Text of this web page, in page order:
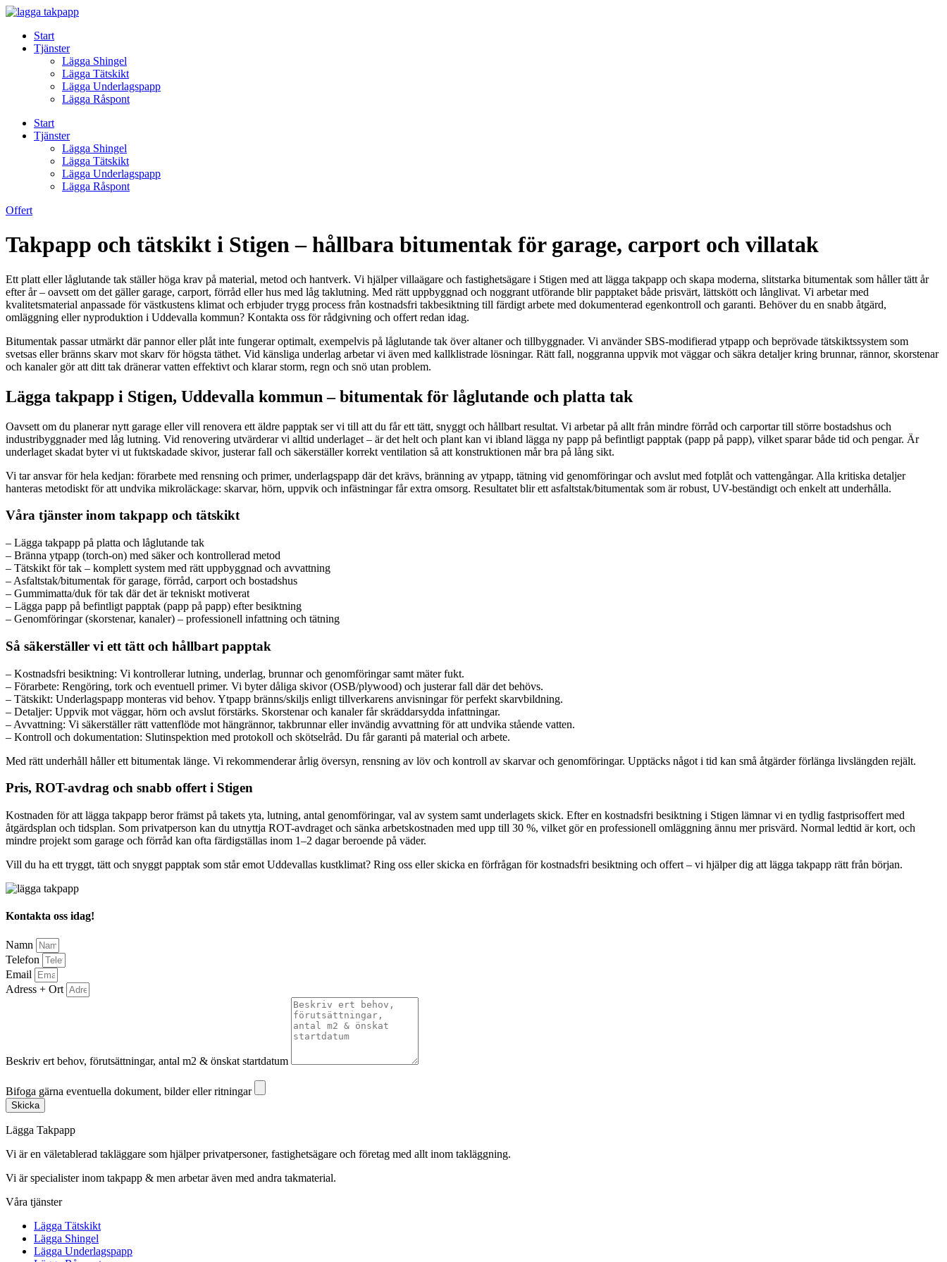
Skip
contentStart
Tjänster
Lägga Shingel
Lägga Tätskikt
Lägga Underlagspapp
Lägga Råspont
Start
Tjänster
Lägga Shingel
Lägga Tätskikt
Lägga Underlagspapp
Lägga Råspont
Offert
Takpapp och tätskikt i Stigen – hållbara bitumentak för garage, carport och villatak
Ett platt eller låglutande tak ställer höga krav på material, metod och hantverk. Vi hjälper villaägare och fastighetsägare i Stigen med att lägga takpapp och skapa moderna, slitstarka bitumentak som håller tätt år
efter år – oavsett om det gäller garage, carport, förråd eller hus med låg taklutning. Med rätt uppbyggnad och noggrant utförande blir papptaket både prisvärt, lättskött och långlivat. Vi arbetar med
kvalitetsmaterial anpassade för västkustens klimat och erbjuder trygg process från kostnadsfri takbesiktning till färdigt arbete med dokumenterad egenkontroll och garanti. Behöver du en snabb åtgärd,
omläggning eller nyproduktion i Uddevalla kommun? Kontakta oss för rådgivning och offert redan idag.
Bitumentak passar utmärkt där pannor eller plåt inte fungerar optimalt, exempelvis på låglutande tak över altaner och tillbyggnader. Vi använder SBS-modifierad ytpapp och beprövade tätskiktssystem som
svetsas eller bränns skarv mot skarv för högsta täthet. Vid känsliga underlag arbetar vi även med kallklistrade lösningar. Rätt fall, noggranna uppvik mot väggar och säkra detaljer kring brunnar, rännor, skorstenar
och kanaler gör att ditt tak dränerar vatten effektivt och klarar storm, regn och snö utan problem.
Lägga takpapp i Stigen, Uddevalla kommun – bitumentak för låglutande och platta tak
Oavsett om du planerar nytt garage eller vill renovera ett äldre papptak ser vi till att du får ett tätt, snyggt och hållbart resultat. Vi arbetar på allt från mindre förråd och carportar till större bostadshus och
industribyggnader med låg lutning. Vid renovering utvärderar vi alltid underlaget – är det helt och plant kan vi ibland lägga ny papp på befintligt papptak (papp på papp), vilket sparar både tid och pengar. Är
underlaget skadat byter vi ut fuktskadade skivor, justerar fall och säkerställer korrekt ventilation så att konstruktionen mår bra på lång sikt.
Vi tar ansvar för hela kedjan: förarbete med rensning och primer, underlagspapp där det krävs, bränning av ytpapp, tätning vid genomföringar och avslut med fotplåt och vattengångar. Alla kritiska detaljer
hanteras metodiskt för att undvika mikroläckage: skarvar, hörn, uppvik och infästningar får extra omsorg. Resultatet blir ett asfaltstak/bitumentak som är robust, UV-beständigt och enkelt att underhålla.
Våra tjänster inom takpapp och tätskikt
– Lägga takpapp på platta och låglutande tak
– Bränna ytpapp (torch-on) med säker och kontrollerad metod
– Tätskikt för tak – komplett system med rätt uppbyggnad och avvattning
– Asfaltstak/bitumentak för garage, förråd, carport och bostadshus
– Gummimatta/duk för tak där det är tekniskt motiverat
– Lägga papp på befintligt papptak (papp på papp) efter besiktning
– Genomföringar (skorstenar, kanaler) – professionell infattning och tätning
Så säkerställer vi ett tätt och hållbart papptak
– Kostnadsfri besiktning: Vi kontrollerar lutning, underlag, brunnar och genomföringar samt mäter fukt.
– Förarbete: Rengöring, tork och eventuell primer. Vi byter dåliga skivor (OSB/plywood) och justerar fall där det behövs.
– Tätskikt: Underlagspapp monteras vid behov. Ytpapp bränns/skiljs enligt tillverkarens anvisningar för perfekt skarvbildning.
– Detaljer: Uppvik mot väggar, hörn och avslut förstärks. Skorstenar och kanaler får skräddarsydda infattningar.
– Avvattning: Vi säkerställer rätt vattenflöde mot hängrännor, takbrunnar eller invändig avvattning för att undvika stående vatten.
– Kontroll och dokumentation: Slutinspektion med protokoll och skötselråd. Du får garanti på material och arbete.
Med rätt underhåll håller ett bitumentak länge. Vi rekommenderar årlig översyn, rensning av löv och kontroll av skarvar och genomföringar. Upptäcks något i tid kan små åtgärder förlänga livslängden rejält.
Pris, ROT-avdrag och snabb offert i Stigen
Kostnaden för att lägga takpapp beror främst på takets yta, lutning, antal genomföringar, val av system samt underlagets skick. Efter en kostnadsfri besiktning i Stigen lämnar vi en tydlig fastprisoffert med
åtgärdsplan och tidsplan. Som privatperson kan du utnyttja ROT-avdraget och sänka arbetskostnaden med upp till 30 %, vilket gör en professionell omläggning ännu mer prisvärd. Normal ledtid är kort, och
mindre projekt som garage och förråd kan ofta färdigställas inom 1–2 dagar beroende på väder.
Vill du ha ett tryggt, tätt och snyggt papptak som står emot Uddevallas kustklimat? Ring oss eller skicka en förfrågan för kostnadsfri besiktning och offert – vi hjälper dig att lägga takpapp rätt från början.
Kontakta oss idag!
Namn
Telefon
Email
Adress + Ort
Beskriv ert behov, förutsättningar, antal m2 & önskat startdatum
Bifoga gärna eventuella dokument, bilder eller ritningar
Skicka
Lägga Takpapp
Vi är en väletablerad takläggare som hjälper privatpersoner, fastighetsägare och företag med allt inom takläggning.
Vi är specialister inom takpapp & men arbetar även med andra takmaterial.
Våra tjänster
Lägga Tätskikt
Lägga Shingel
Lägga Underlagspapp